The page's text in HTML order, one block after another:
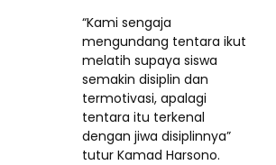
“Kami sengaja
mengundang tentara ikut
melatih supaya siswa
semakin disiplin dan
termotivasi, apalagi
tentara itu terkenal
dengan jiwa disiplinnya”
tutur Kamad Harsono.